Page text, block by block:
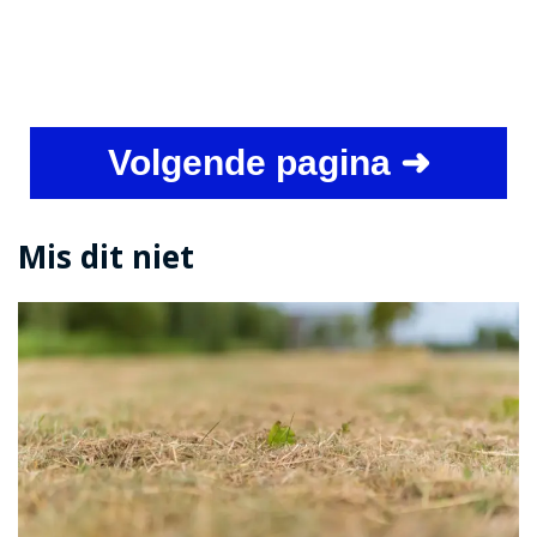
Volgende pagina ➜
Mis dit niet